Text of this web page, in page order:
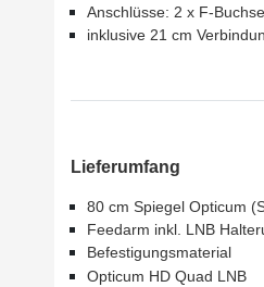
Anschlüsse: 2 x F-
inklusive 21 cm
Lieferumfang
80 cm Spiegel Opticum
Feedarm inkl. LNB
Befestigungsmaterial
Opticum HD Quad LNB